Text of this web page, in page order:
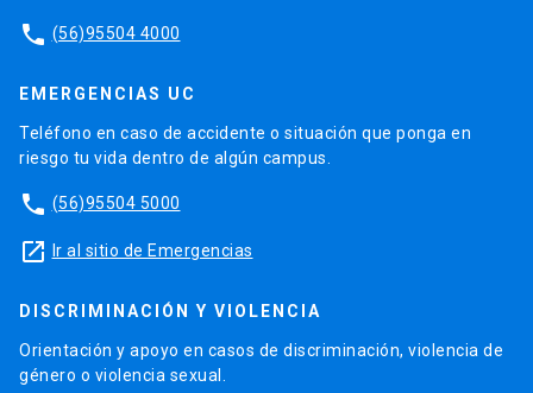
phone (56)95504 4000
EMERGENCIAS UC
Teléfono en caso de accidente o situación que ponga en
riesgo tu vida dentro de algún campus.
phone (56)95504 5000
launch Ir al sitio de Emergencias
DISCRIMINACIÓN Y VIOLENCIA
Orientación y apoyo en casos de discriminación, violencia de
género o violencia sexual.